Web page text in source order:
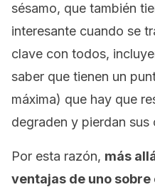
sésamo, que también
interesante cuando se
clave con todos,
saber que tienen un
máxima) que hay que
degraden y pierdan sus
Por esta razón, más
ventajas de uno